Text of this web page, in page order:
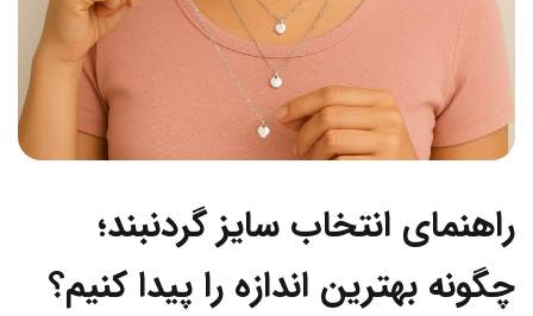
راهنمای انتخاب سایز گردنبند؛
چگونه بهترین اندازه را پیدا کنیم؟